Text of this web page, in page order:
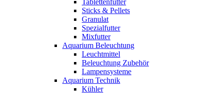
Tablettenfutter
Sticks & Pellets
Granulat
Spezialfutter
Mixfutter
Aquarium Beleuchtung
Leuchtmittel
Beleuchtung Zubehör
Lampensysteme
Aquarium Technik
Kühler